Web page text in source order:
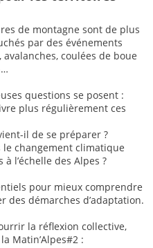
de montagne sont de plus
par des événements
coulées de boue
questions se posent :
plus régulièrement ces
il de se préparer ?
changement climatique
l’échelle des Alpes ?
pour mieux comprendre
des démarches d’adaptation.
la réflexion collective,
Matin’Alpes#2 :